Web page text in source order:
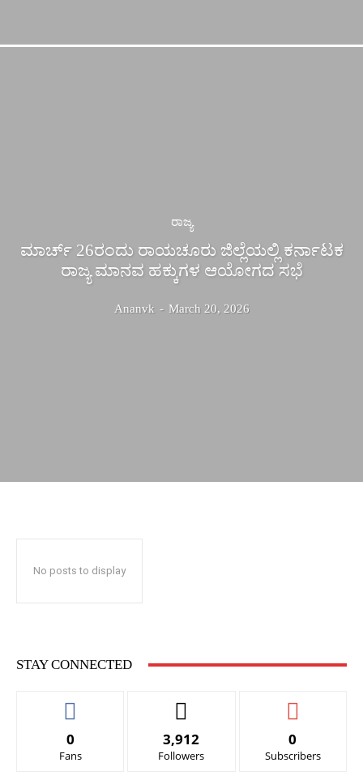
ರಾಜ್ಯ
ಮಾರ್ಚ್ 26ರಂದು ರಾಯಚೂರು ಜಿಲ್ಲೆಯಲ್ಲಿ ಕರ್ನಾಟಕ
ರಾಜ್ಯ ಮಾನವ ಹಕ್ಕುಗಳ ಆಯೋಗದ ಸಭೆ
Ananvk - March 20, 2026
No posts to display
STAY CONNECTED
0
Fans
3,912
Followers
0
Subscribers